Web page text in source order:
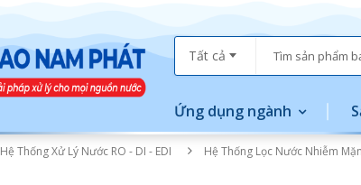
Tất cả
Ứng dụng ngành
Hệ Thống Xử Lý Nước RO - DI - EDI Hệ Thống Lọc Nước Nhiễm Mặn